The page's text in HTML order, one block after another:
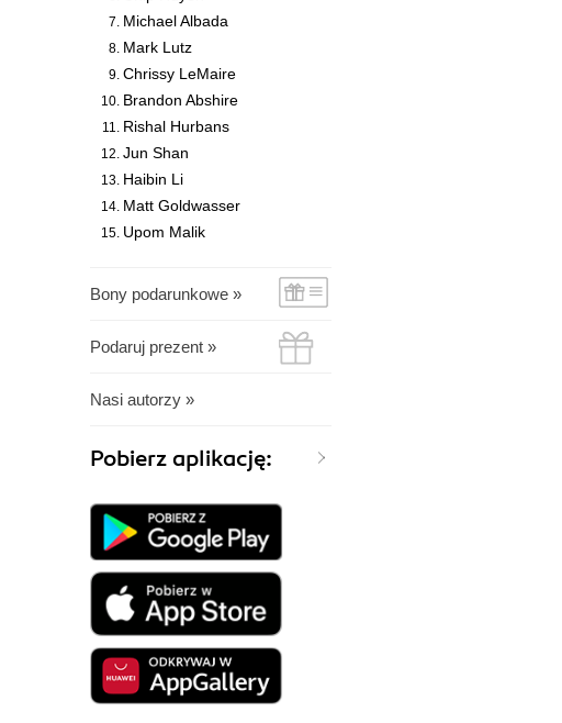
Michael Albada
Mark Lutz
Chrissy LeMaire
Brandon Abshire
Rishal Hurbans
Jun Shan
Haibin Li
Matt Goldwasser
Upom Malik
Bony podarunkowe »
Podaruj prezent »
Nasi autorzy »
Pobierz aplikację: